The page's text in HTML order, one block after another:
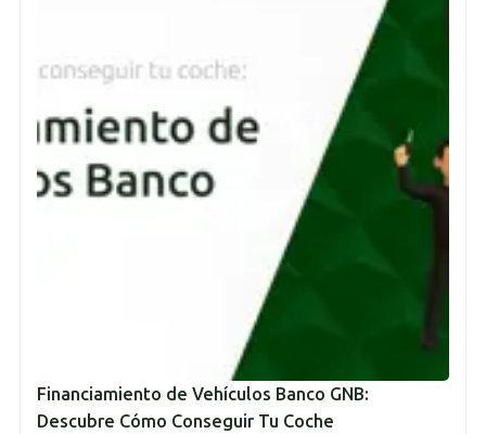
Financiamiento de Vehículos Banco GNB:
Descubre Cómo Conseguir Tu Coche